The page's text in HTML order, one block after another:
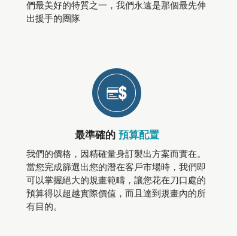
們最美好的特質之一，我們永遠是那個最先伸
出援手的團隊
最準確的 預算配置
我們的價格，因精確量身訂製出方案而實在。
當您完成篩選出您的潛在客戶市場時，我們即
可以掌握絕大的規畫範疇，讓您花在刀口處的
預算得以超越實際價值，而且達到規畫內的所
有目的。